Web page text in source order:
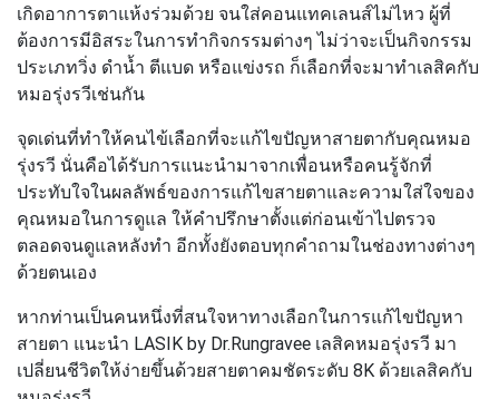
เกิดอาการตาแห้งร่วมด้วย จนใส่คอนแทคเลนส์ไม่ไหว ผู้ที่
ต้องการมีอิสระในการทำกิจกรรมต่างๆ ไม่ว่าจะเป็นกิจกรรม
ประเภทวิ่ง ดำน้ำ ตีแบด หรือแข่งรถ ก็เลือกที่จะมาทำเลสิคกับ
หมอรุ่งรวีเช่นกัน
จุดเด่นที่ทำให้คนไข้เลือกที่จะแก้ไขปัญหาสายตากับคุณหมอ
รุ่งรวี นั่นคือได้รับการแนะนำมาจากเพื่อนหรือคนรู้จักที่
ประทับใจในผลลัพธ์ของการแก้ไขสายตาและความใส่ใจของ
คุณหมอในการดูแล ให้คำปรึกษาตั้งแต่ก่อนเข้าไปตรวจ
ตลอดจนดูแลหลังทำ อีกทั้งยังตอบทุกคำถามในช่องทางต่างๆ
ด้วยตนเอง
หากท่านเป็นคนหนึ่งที่สนใจหาทางเลือกในการแก้ไขปัญหา
สายตา แนะนำ LASIK by Dr.Rungravee เลสิคหมอรุ่งรวี มา
เปลี่ยนชีวิตให้ง่ายขึ้นด้วยสายตาคมชัดระดับ 8K ด้วยเลสิคกับ